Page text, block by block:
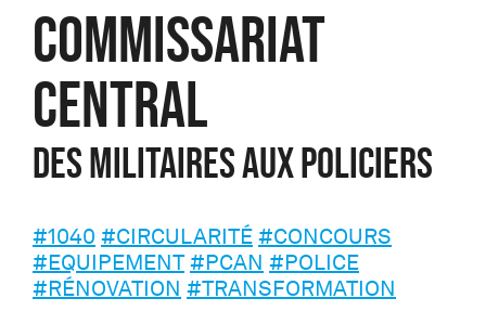
COMMISSARIAT
CENTRAL
Des militaires aux policiers
#1040 #CIRCULARITÉ #CONCOURS
#EQUIPEMENT #PCAN #POLICE
#RÉNOVATION #TRANSFORMATION